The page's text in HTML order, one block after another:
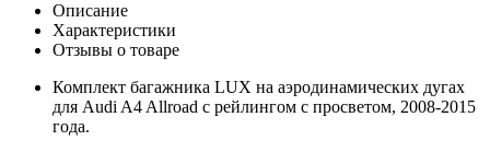
Описание
Характеристики
Отзывы о товаре
Комплект багажника LUX на аэродинамических дугах
для Audi A4 Allroad с рейлингом с просветом, 2008-2015
года.